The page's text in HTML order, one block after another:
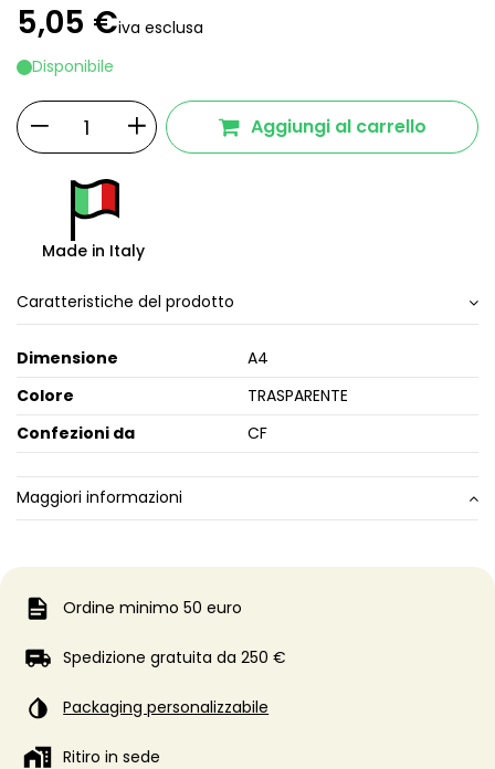
5,05 €iva esclusa
Disponibile
Aggiungi al carrello
Made in Italy
Caratteristiche del prodotto
Dimensione
A4
Colore
TRASPARENTE
Confezioni da
CF
Maggiori informazioni
Ordine minimo 50 euro
Spedizione gratuita da 250 €
Packaging personalizzabile
Ritiro in sede